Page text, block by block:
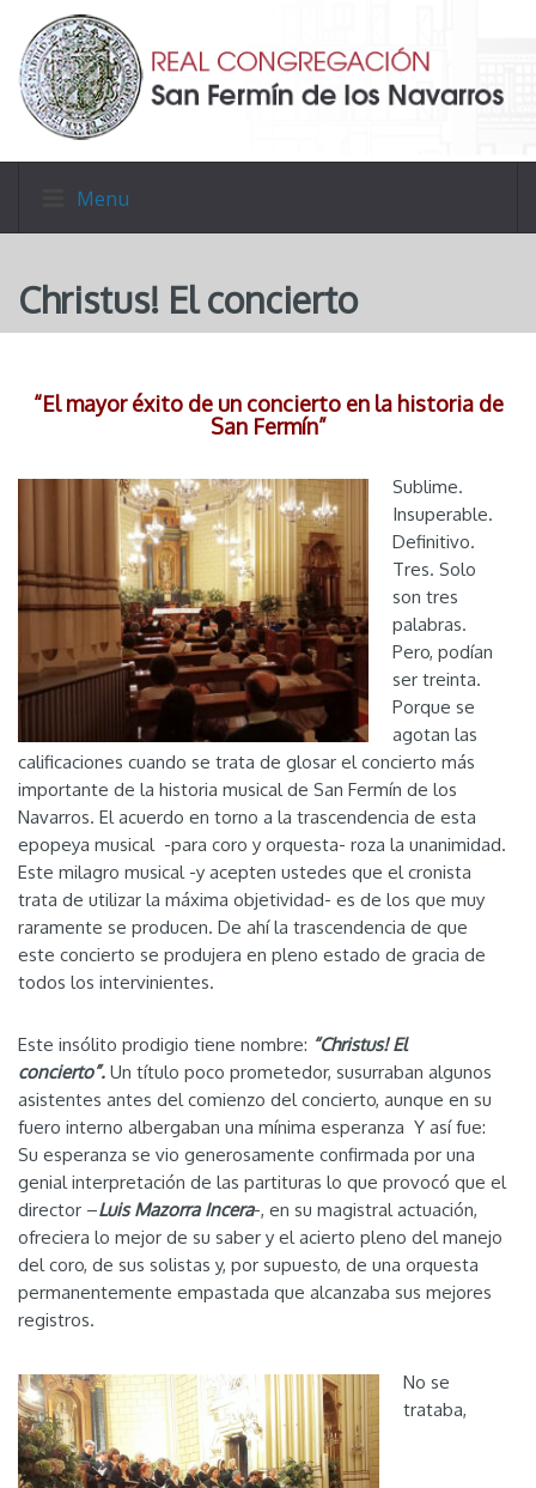
Menu
Christus! El concierto
“El mayor éxito de un concierto en la historia de
San Fermín”
Sublime.
Insuperable.
Definitivo.
Tres. Solo
son tres
palabras.
Pero, podían
ser treinta.
Porque se
agotan las
calificaciones cuando se trata de glosar el concierto más
importante de la historia musical de San Fermín de los
Navarros. El acuerdo en torno a la trascendencia de esta
epopeya musical -para coro y orquesta- roza la unanimidad.
Este milagro musical -y acepten ustedes que el cronista
trata de utilizar la máxima objetividad- es de los que muy
raramente se producen. De ahí la trascendencia de que
este concierto se produjera en pleno estado de gracia de
todos los intervinientes.
Este insólito prodigio tiene nombre: “Christus! El
concierto”. Un título poco prometedor, susurraban algunos
asistentes antes del comienzo del concierto, aunque en su
fuero interno albergaban una mínima esperanza Y así fue:
Su esperanza se vio generosamente confirmada por una
genial interpretación de las partituras lo que provocó que el
director –Luis Mazorra Incera-, en su magistral actuación,
ofreciera lo mejor de su saber y el acierto pleno del manejo
del coro, de sus solistas y, por supuesto, de una orquesta
permanentemente empastada que alcanzaba sus mejores
registros.
No se
trataba,